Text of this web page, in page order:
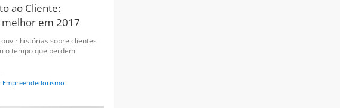
ao Cliente:
em 2017
histórias sobre clientes
o tempo que perdem
Empreendedorismo